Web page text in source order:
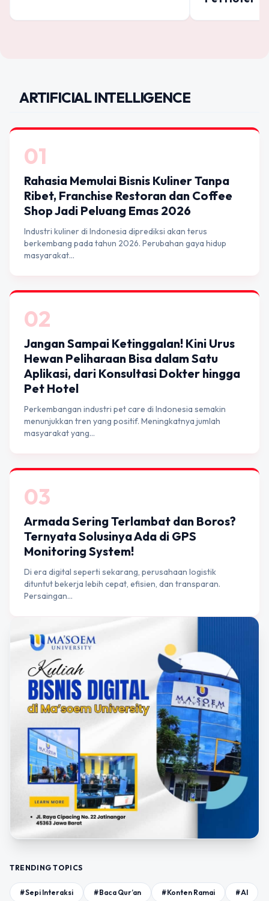
ARTIFICIAL INTELLIGENCE
01
Rahasia Memulai Bisnis Kuliner Tanpa
Ribet, Franchise Restoran dan Coffee
Shop Jadi Peluang Emas 2026
Industri kuliner di Indonesia diprediksi akan terus
berkembang pada tahun 2026. Perubahan gaya hidup
masyarakat…
02
Jangan Sampai Ketinggalan! Kini Urus
Hewan Peliharaan Bisa dalam Satu
Aplikasi, dari Konsultasi Dokter hingga
Pet Hotel
Perkembangan industri pet care di Indonesia semakin
menunjukkan tren yang positif. Meningkatnya jumlah
masyarakat yang…
03
Armada Sering Terlambat dan Boros?
Ternyata Solusinya Ada di GPS
Monitoring System!
Di era digital seperti sekarang, perusahaan logistik
dituntut bekerja lebih cepat, efisien, dan transparan.
Persaingan…
TRENDING TOPICS
#Sepi Interaksi #Baca Qur’an #Konten Ramai #AI